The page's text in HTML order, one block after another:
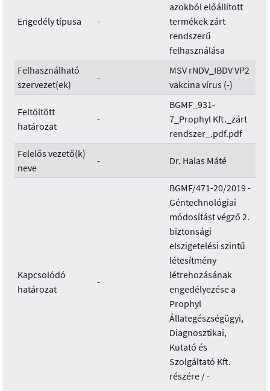
Engedély típusa -
azokból előállított
termékek zárt
rendszerű
felhasználása
Felhasználható
szervezet(ek)
-
MSV rNDV_IBDV VP2
vakcina vírus (-)
Feltöltött
határozat
-
BGMF_931-
7_Prophyl Kft._zárt
rendszer_.pdf.pdf
Felelős vezető(k)
neve
- Dr. Halas Máté
Kapcsolódó
határozat
-
BGMF/471-20/2019 -
Géntechnológiai
módosítást végző 2.
biztonsági
elszigetelési szintű
létesítmény
létrehozásának
engedélyezése a
Prophyl
Állategészségügyi,
Diagnosztikai,
Kutató és
Szolgáltató Kft.
részére / -